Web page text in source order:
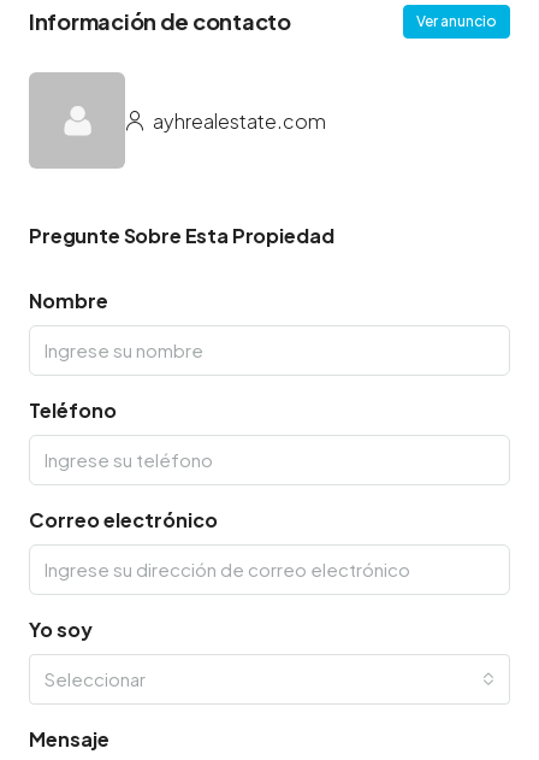
Información de contacto Ver anuncio
ayhrealestate.com
Pregunte Sobre Esta Propiedad
Nombre
Teléfono
Correo electrónico
Yo soy
Seleccionar
Mensaje